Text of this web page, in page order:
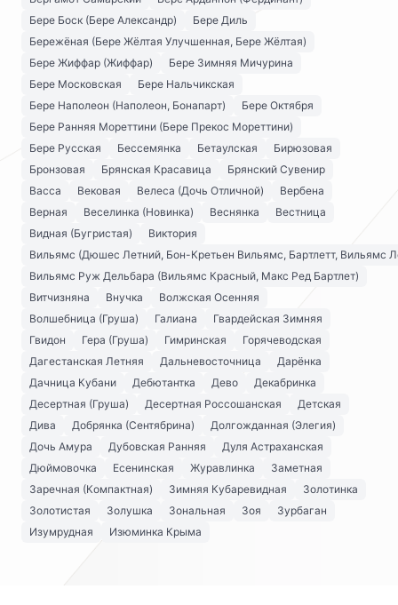
Бере Боск (Бере Александр)
Бере Диль
Бережёная (Бере Жёлтая Улучшенная, Бере Жёлтая)
Бере Жиффар (Жиффар)
Бере Зимняя Мичурина
Бере Московская
Бере Нальчикская
Бере Наполеон (Наполеон, Бонапарт)
Бере Октября
Бере Ранняя Мореттини (Бере Прекос Мореттини)
Бере Русская
Бессемянка Бетаулская
Бирюзовая
Бронзовая
Брянская Красавица
Брянский Сувенир
Васса
Вековая Велеса (Дочь Отличной)
Вербена
Верная
Веселинка (Новинка) Веснянка
Вестница
Видная (Бугристая)
Виктория
Вильямс (Дюшес Летний, Бон-Кретьен Вильямс, Бартлетт, Вильямс
Вильямс Руж Дельбара (Вильямс Красный, Макс Ред Бартлет)
Витчизняна
Внучка
Волжская Осенняя
Волшебница (Груша)
Галиана
Гвардейская Зимняя
Гвидон
Гера (Груша) Гимринская
Горячеводская
Дагестанская Летняя
Дальневосточница
Дарёнка
Дачница Кубани
Дебютантка Дево
Декабринка
Десертная (Груша)
Десертная Россошанская
Детская
Дива
Добрянка (Сентябрина)
Долгожданная (Элегия)
Дочь Амура
Дубовская Ранняя
Дуля Астраханская
Дюймовочка
Есенинская Журавлинка
Заметная
Заречная (Компактная)
Зимняя Кубаревидная
Золотинка
Золотистая
Золушка Зональная Зоя
Зурбаган
Изумрудная
Изюминка Крыма